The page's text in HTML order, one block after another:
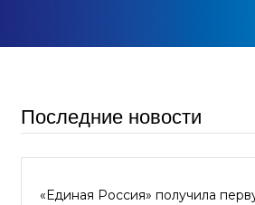
Последние новости
«Единая Россия» получила